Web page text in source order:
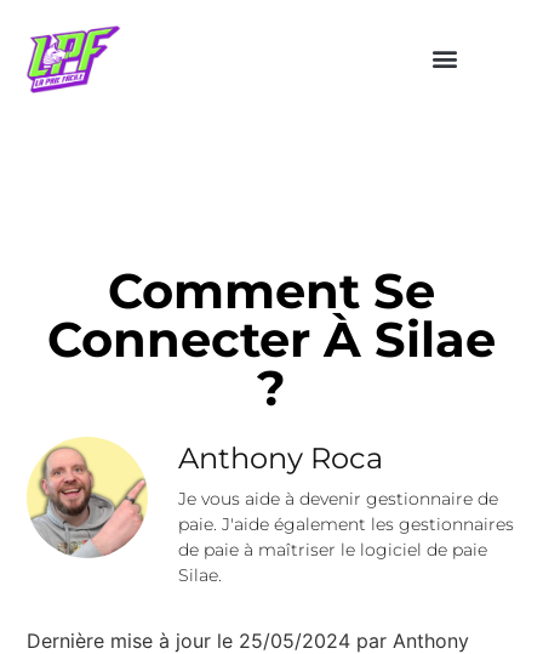
Comment Se
Connecter À Silae
?
Anthony Roca
Je vous aide à devenir gestionnaire de
paie. J'aide également les gestionnaires
de paie à maîtriser le logiciel de paie
Silae.
Dernière mise à jour le 25/05/2024 par Anthony